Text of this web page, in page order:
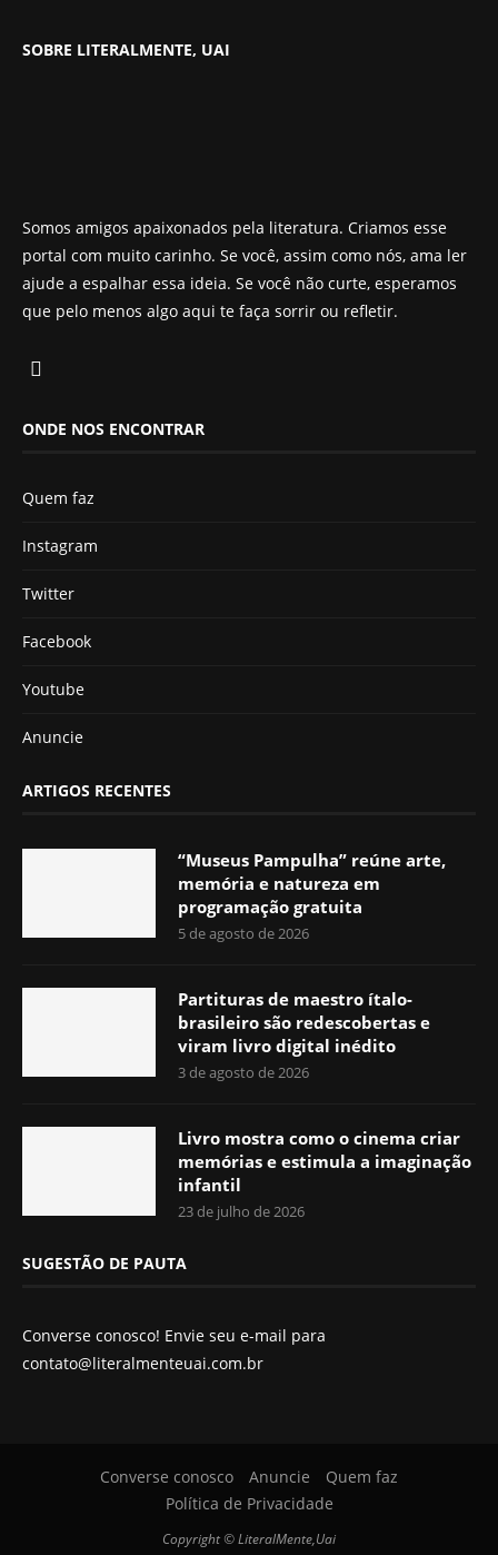
SOBRE LITERALMENTE, UAI
Somos amigos apaixonados pela literatura. Criamos esse
portal com muito carinho. Se você, assim como nós, ama ler
ajude a espalhar essa ideia. Se você não curte, esperamos
que pelo menos algo aqui te faça sorrir ou refletir.
ONDE NOS ENCONTRAR
Quem faz
Instagram
Twitter
Facebook
Youtube
Anuncie
ARTIGOS RECENTES
“Museus Pampulha” reúne arte,
memória e natureza em
programação gratuita
5 de agosto de 2026
Partituras de maestro ítalo-
brasileiro são redescobertas e
viram livro digital inédito
3 de agosto de 2026
Livro mostra como o cinema criar
memórias e estimula a imaginação
infantil
23 de julho de 2026
SUGESTÃO DE PAUTA
Converse conosco! Envie seu e-mail para
contato@literalmenteuai.com.br
Converse conosco Anuncie
Quem faz
Política de Privacidade
Copyright © LiteralMente,Uai